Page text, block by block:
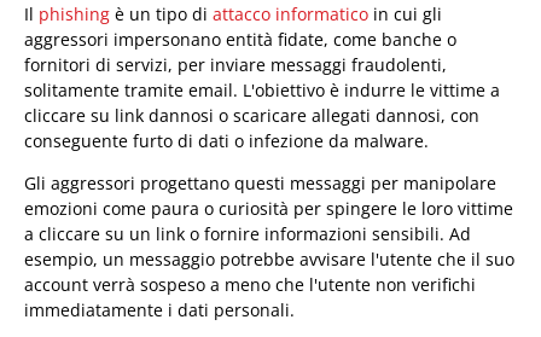
Il phishing è un tipo di attacco informatico in cui gli
aggressori impersonano entità fidate, come banche o
fornitori di servizi, per inviare messaggi fraudolenti,
solitamente tramite email. L'obiettivo è indurre le vittime a
cliccare su link dannosi o scaricare allegati dannosi, con
conseguente furto di dati o infezione da malware.
Gli aggressori progettano questi messaggi per manipolare
emozioni come paura o curiosità per spingere le loro vittime
a cliccare su un link o fornire informazioni sensibili. Ad
esempio, un messaggio potrebbe avvisare l'utente che il suo
account verrà sospeso a meno che l'utente non verifichi
immediatamente i dati personali.